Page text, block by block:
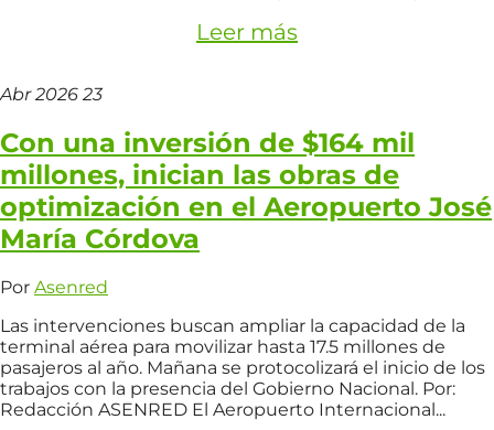
Leer más
Abr 2026 23
Con una inversión de $164 mil
millones, inician las obras de
optimización en el Aeropuerto José
María Córdova
Por Asenred
Las intervenciones buscan ampliar la capacidad de la
terminal aérea para movilizar hasta 17.5 millones de
pasajeros al año. Mañana se protocolizará el inicio de los
trabajos con la presencia del Gobierno Nacional. Por:
Redacción ASENRED El Aeropuerto Internacional...